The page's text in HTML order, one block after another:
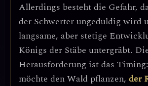
Allerdings besteht die Gefahr,
der Schwerter ungeduldig wird
langsame, aber stetige
Königs der Stäbe untergräbt.
Herausforderung ist das Timing
möchte den Wald pflanzen, der